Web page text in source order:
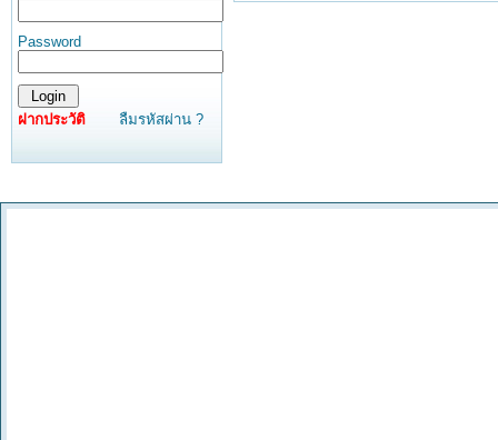
Password
ฝากประวัติ ลืมรหัสผ่าน ?